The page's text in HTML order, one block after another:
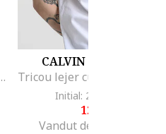
la baza gatului, Alb
CALVIN KLEIN JEANS
Initial: 276
129
Vandut de Fashion Days